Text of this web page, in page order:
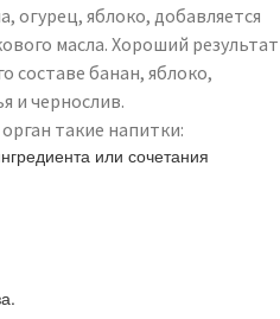
огурец, яблоко, добавляется
масла. Хороший результат
составе банан, яблоко,
и чернослив.
такие напитки:
или сочетания